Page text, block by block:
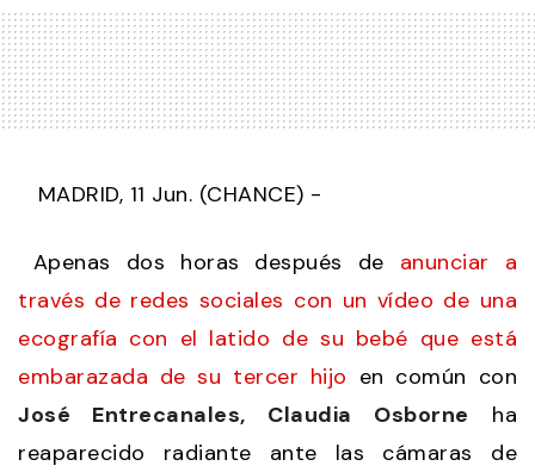
MADRID, 11 Jun. (CHANCE) -
Apenas dos horas después de anunciar a
través de redes sociales con un vídeo de una
ecografía con el latido de su bebé que está
embarazada de su tercer hijo en común con
José Entrecanales, Claudia Osborne ha
reaparecido radiante ante las cámaras de